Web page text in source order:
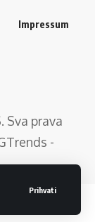
Prihvati
Impressum
. Sva prava
-